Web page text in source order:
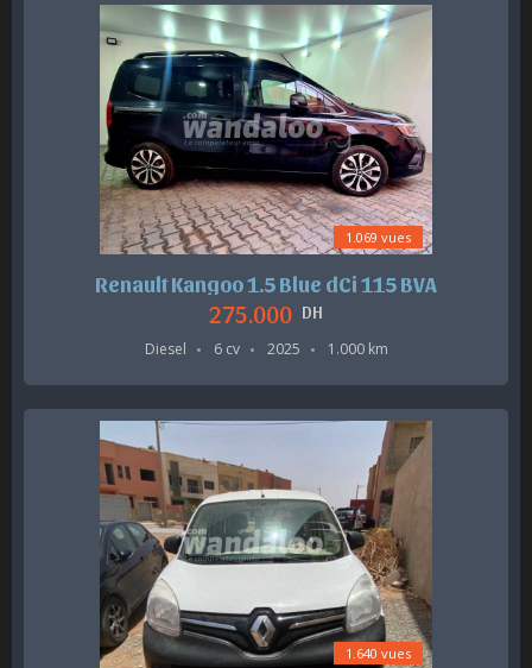
1.069 vues
Renault Kangoo 1.5 Blue dCi 115 BVA
275.000 DH
Diesel 6 cv 2025 1.000 km
1.640 vues